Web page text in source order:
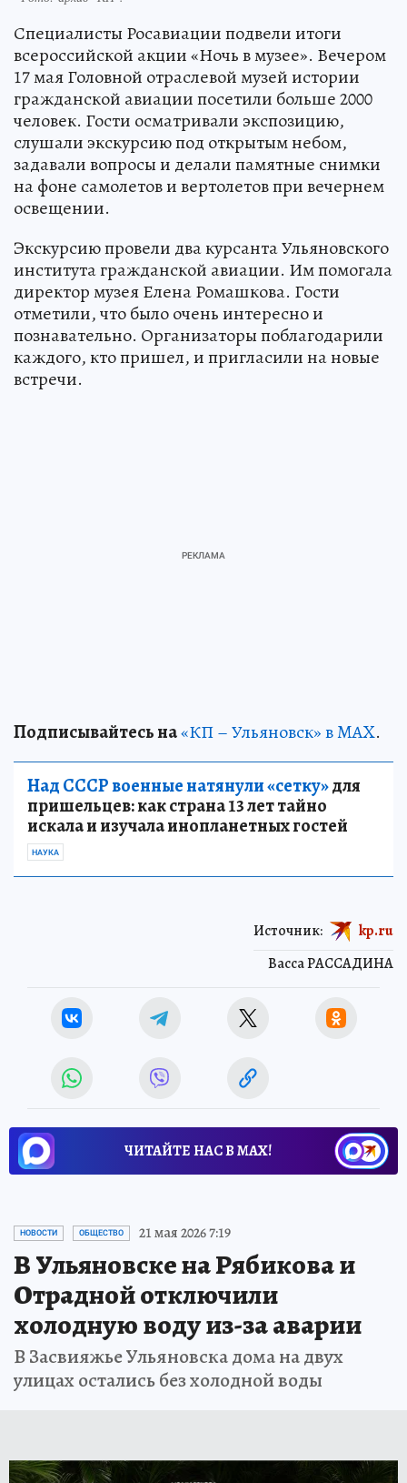
Специалисты Росавиации подвели итоги
всероссийской акции «Ночь в музее». Вечером
17 мая Головной отраслевой музей истории
гражданской авиации посетили больше 2000
человек. Гости осматривали экспозицию,
слушали экскурсию под открытым небом,
задавали вопросы и делали памятные снимки
на фоне самолетов и вертолетов при вечернем
освещении.
Экскурсию провели два курсанта Ульяновского
института гражданской авиации. Им помогала
директор музея Елена Ромашкова. Гости
отметили, что было очень интересно и
познавательно. Организаторы поблагодарили
каждого, кто пришел, и пригласили на новые
встречи.
Подписывайтесь на«КП – Ульяновск» в MAX.
Над СССР военные натянули «сетку»для
пришельцев: как страна 13 лет тайно
искала и изучала инопланетных гостей
НАУКА
Васса РАССАДИНА
Источник: kp.ru
ЧИТАЙТЕ НАС В МАХ!
НОВОСТИ ОБЩЕСТВО 21 мая 2026 7:19
В Ульяновске на Рябикова и
Отрадной отключили
холодную воду из-за аварии
В Засвияжье Ульяновска дома на двух
улицах остались без холодной воды